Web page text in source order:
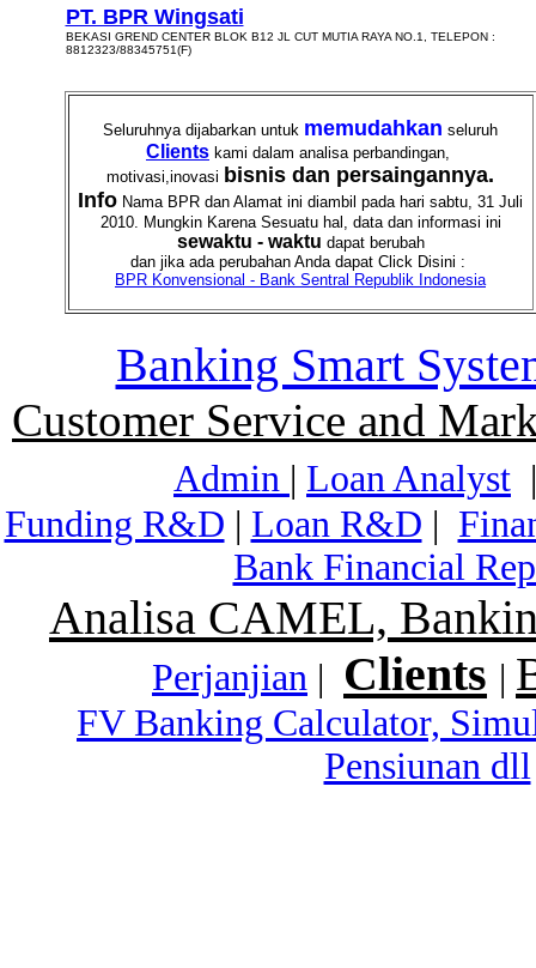
PT. BPR Wingsati
BEKASI GREND CENTER BLOK B12 JL CUT MUTIA RAYA NO.1, TELEPON :
8812323/88345751(F)
Seluruhnya dijabarkan untuk memudahkan seluruh
Clients kami dalam analisa perbandingan,
motivasi,inovasi bisnis dan persaingannya.
Info Nama BPR dan Alamat ini diambil pada hari sabtu, 31 Juli
2010. Mungkin Karena Sesuatu hal, data dan informasi ini
sewaktu - waktu dapat berubah
dan jika ada perubahan Anda dapat Click Disini :
BPR Konvensional - Bank Sentral Republik Indonesia
Banking Smart
Customer Service and
Admin | Loan Analyst
Funding R&D | Loan R&D |
Bank Financial
Analisa CAMEL,
Perjanjian | Clients |
FV Banking Calculator,
Pensiunan dll